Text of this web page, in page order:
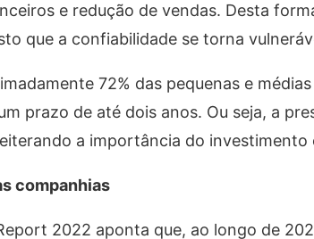
e redução de vendas. Desta
que a confiabilidade se torna
72% das pequenas e
prazo de até dois anos. Ou seja, a
a importância do investimento
companhias
2022 aponta que, ao longo de